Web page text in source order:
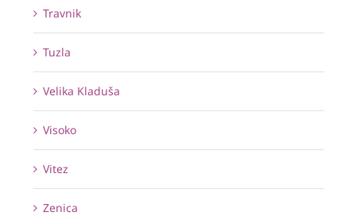
Travnik
Tuzla
Velika Kladuša
Visoko
Vitez
Zenica